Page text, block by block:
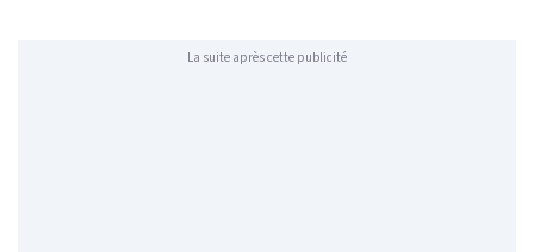
La suite après cette publicité